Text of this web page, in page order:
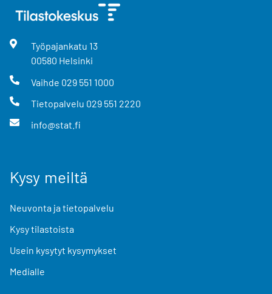
Työpajankatu 13
00580 Helsinki
Vaihde 029 551 1000
Tietopalvelu 029 551 2220
info@stat.fi
Kysy meiltä
Neuvonta ja tietopalvelu
Kysy tilastoista
Usein kysytyt kysymykset
Medialle